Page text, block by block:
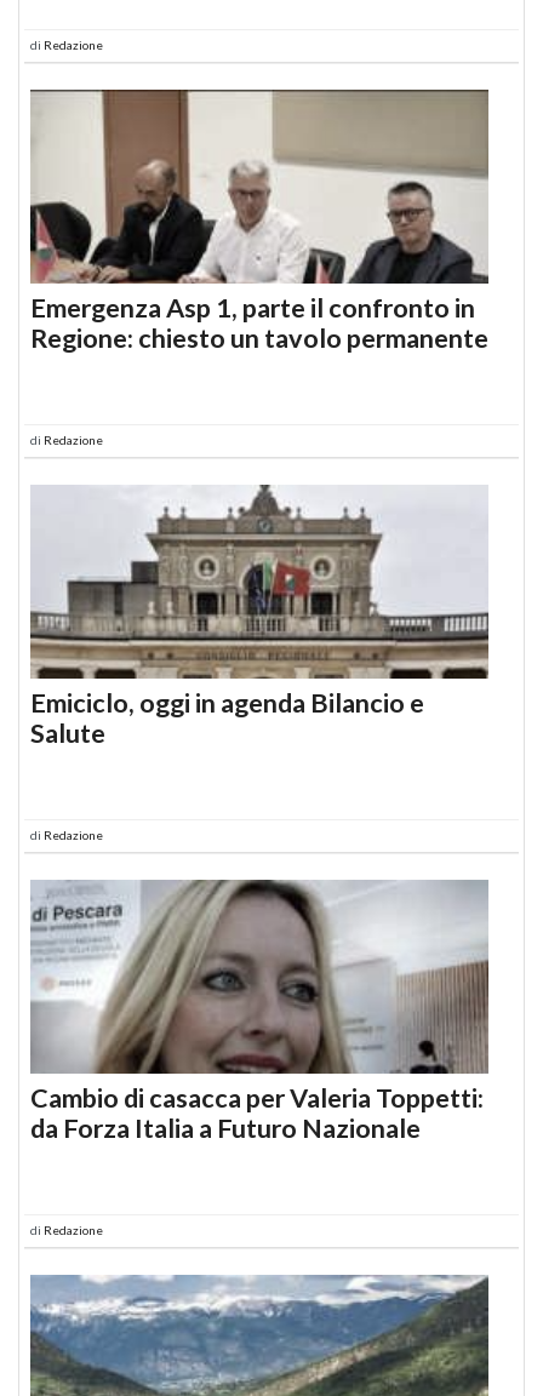
di Redazione
Emergenza Asp 1, parte il confronto in
Regione: chiesto un tavolo permanente
di Redazione
Emiciclo, oggi in agenda Bilancio e
Salute
di Redazione
Cambio di casacca per Valeria Toppetti:
da Forza Italia a Futuro Nazionale
di Redazione